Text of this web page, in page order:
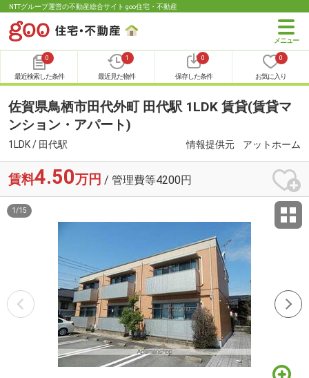
NTTグループ運営の不動産総合サイト goo住宅・不動産
0
最近検索した条件
1
最近見た物件
0
保存した条件
0
お気に入り
佐賀県鳥栖市田代外町 田代駅 1LDK 賃貸(賃貸マ
ンション・アパート)
1LDK / 田代駅 情報提供元 アットホーム
賃料4.50万円 / 管理費等4200円
1 /15